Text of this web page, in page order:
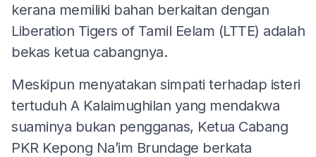
kerana memiliki bahan berkaitan dengan
Liberation Tigers of Tamil Eelam (LTTE) adalah
bekas ketua cabangnya.
Meskipun menyatakan simpati terhadap isteri
tertuduh A Kalaimughilan yang mendakwa
suaminya bukan pengganas, Ketua Cabang
PKR Kepong Na’im Brundage berkata